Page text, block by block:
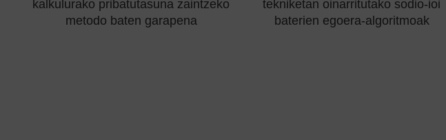
kalkulurako pribatutasuna zaintzeko
metodo baten garapena
tekniketan oinarritutako sodio-ioi
baterien egoera-algoritmoak